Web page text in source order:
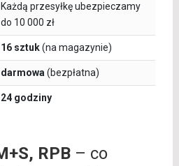
Każdą przesyłkę ubezpieczamy
do 10 000 zł
16 sztuk(na magazynie)
darmowa (bezpłatna)
24 godziny
RPB– co